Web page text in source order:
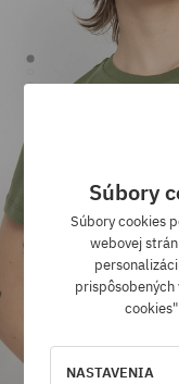
Súbory
Súbory cookies
webovej
NASTAVENIA